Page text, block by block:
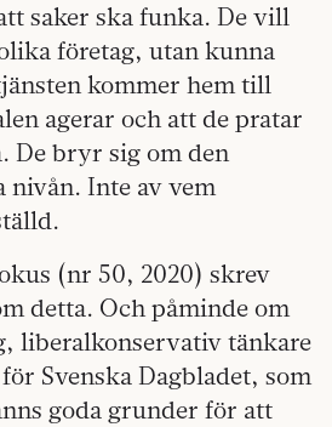
saker ska funka. De vill
företag, utan kunna
kommer hem till
agerar och att de pratar
De bryr sig om den
nivån. Inte av vem
(nr 50, 2020) skrev
detta. Och påminde om
liberalkonservativ tänkare
Svenska Dagbladet, som
goda grunder för att